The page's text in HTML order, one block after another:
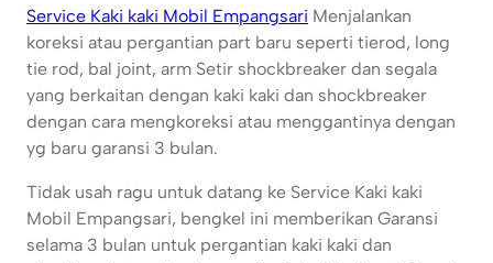
Service Kaki kaki Mobil Empangsari Menjalankan
koreksi atau pergantian part baru seperti tierod, long
tie rod, bal joint, arm Setir shockbreaker dan segala
yang berkaitan dengan kaki kaki dan shockbreaker
dengan cara mengkoreksi atau menggantinya dengan
yg baru garansi 3 bulan.
Tidak usah ragu untuk datang ke Service Kaki kaki
Mobil Empangsari, bengkel ini memberikan Garansi
selama 3 bulan untuk pergantian kaki kaki dan